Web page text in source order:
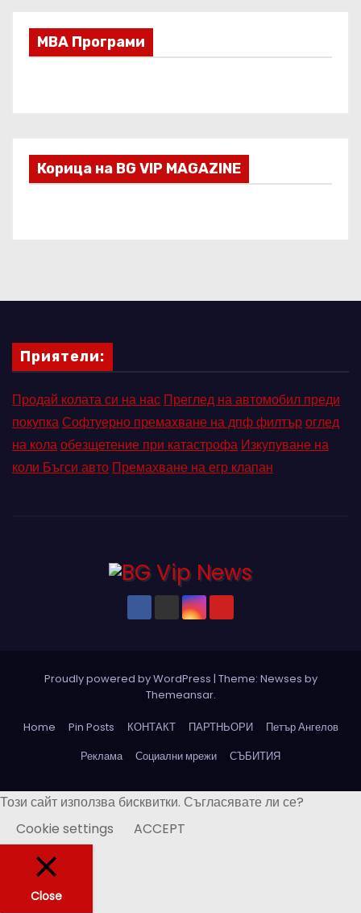
МВА Програми
Корица на BG VIP MAGAZINE
Приятели:
Продай колата си на нас Преглед на автомобил преди
покупкаСофтуерно премахване на дпф филтъроглед
на колаобезщетение при катастрофа Изкупуване на
коли Бъгси авто Премахване на егр клапан
Proudly powered by WordPress | Theme: Newses by
Themeansar.
Home Pin Posts КОНТАКТ ПАРТНЬОРИ
Петър Ангелов
Реклама
Социални мрежи СЪБИТИЯ
Този сайт използва бисквитки. Съгласявате ли се?
Cookie settings
ACCEPT
Close